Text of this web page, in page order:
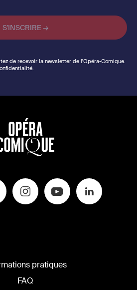
de recevoir la newsletter de l'Opéra-Comique.
pratiques
FAQ